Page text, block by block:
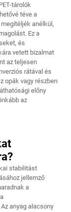
tárolók
téve a
anélkül,
Ez a
és
vetett bizalmat
az teljesen
rátával és
opák vagy részben
előny
az
stabilitást
jellemző
a
anyag alacsony